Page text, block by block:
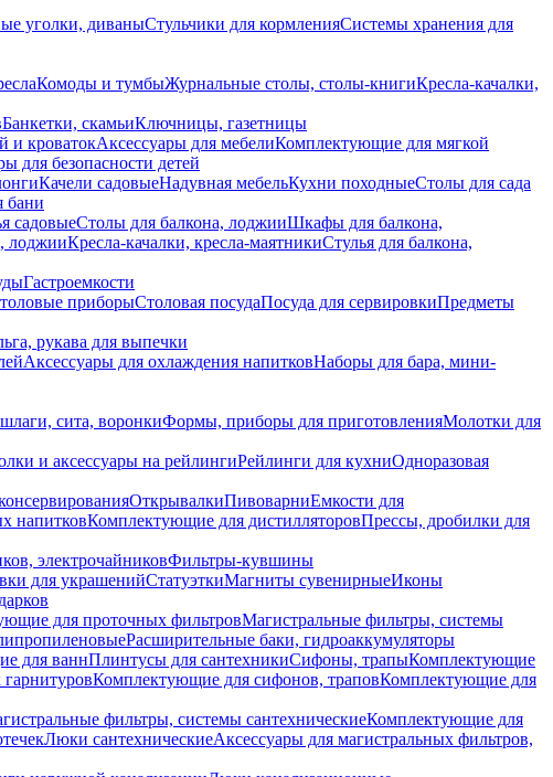
уголки, диваныСтульчики для кормленияСистемы хранения для
Комоды и тумбыЖурнальные столы, столы-книгиКресла-качалки,
Банкетки, скамьиКлючницы, газетницы
и кроватокАксессуары для мебелиКомплектующие для мягкой
для безопасности детей
Качели садовыеНадувная мебельКухни походныеСтолы для сада
бани
садовыеСтолы для балкона, лоджииШкафы для балкона,
лоджииКресла-качалки, кресла-маятникиСтулья для балкона,
Гастроемкости
приборыСтоловая посудаПосуда для сервировкиПредметы
рукава для выпечки
Аксессуары для охлаждения напитковНаборы для бара, мини-
сита, воронкиФормы, приборы для приготовленияМолотки для
и аксессуары на рейлингиРейлинги для кухниОдноразовая
ОткрывалкиПивоварниЕмкости для
напитковКомплектующие для дистилляторовПрессы, дробилки для
электрочайниковФильтры-кувшины
для украшенийСтатуэткиМагниты сувенирныеИконы
для проточных фильтровМагистральные фильтры, системы
Расширительные баки, гидроаккумуляторы
для ваннПлинтусы для сантехникиСифоны, трапыКомплектующие
Комплектующие для сифонов, траповКомплектующие для
фильтры, системы сантехническиеКомплектующие для
Люки сантехническиеАксессуары для магистральных фильтров,